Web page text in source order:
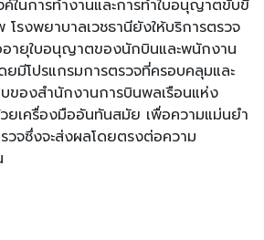
ในการทำงานและการทำใบอนุญาตขับขี่
รงพยาบาลเวชธานียังให้บริการตรวจ
อายุใบอนุญาตของนักบินและพนักงาน
มีโปรแกรมการตรวจที่ครอบคลุมและ
ของสำนักงานการบินพลเรือนแห่ง
ยเครื่องมืออันทันสมัย เพื่อความแม่นยำ
วจซึ่งจะส่งผลโดยตรงต่อความ